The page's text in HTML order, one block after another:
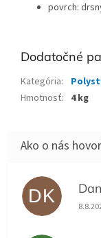
povrch:
Dodatočné
Kategória:
Hmotnosť: 4 kg
DK